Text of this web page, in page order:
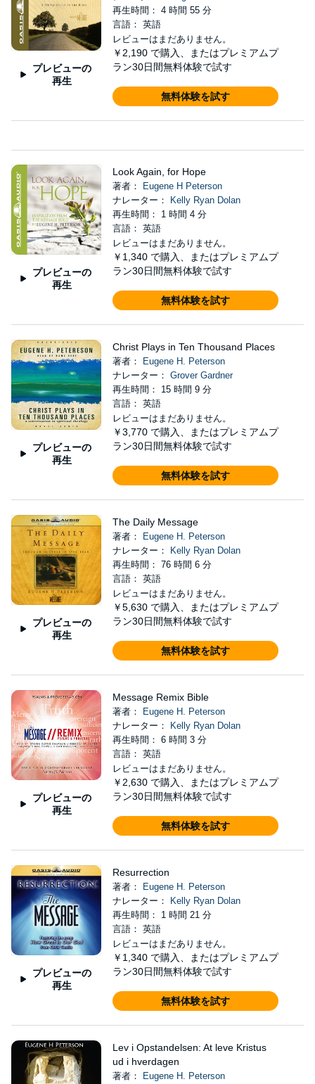
プレビューの
再生
再生時間： 4 時間 55 分
言語： 英語
レビューはまだありません。
￥2,190 で購入、またはプレミアムプ
ラン30日間無料体験で試す
無料体験を試す
プレビューの
再生
Look Again, for Hope
著者：
Eugene H Peterson
ナレーター：
Kelly Ryan Dolan
再生時間： 1 時間 4 分
言語： 英語
レビューはまだありません。
￥1,340 で購入、またはプレミアムプ
ラン30日間無料体験で試す
無料体験を試す
プレビューの
再生
Christ Plays in Ten Thousand Places
著者：
Eugene H. Peterson
ナレーター： Grover Gardner
再生時間： 15 時間 9 分
言語： 英語
レビューはまだありません。
￥3,770 で購入、またはプレミアムプ
ラン30日間無料体験で試す
無料体験を試す
プレビューの
再生
The Daily Message
著者：
Eugene H. Peterson
ナレーター：
Kelly Ryan Dolan
再生時間： 76 時間 6 分
言語： 英語
レビューはまだありません。
￥5,630 で購入、またはプレミアムプ
ラン30日間無料体験で試す
無料体験を試す
プレビューの
再生
Message Remix Bible
著者：
Eugene H. Peterson
ナレーター：
Kelly Ryan Dolan
再生時間： 6 時間 3 分
言語： 英語
レビューはまだありません。
￥2,630 で購入、またはプレミアムプ
ラン30日間無料体験で試す
無料体験を試す
プレビューの
再生
Resurrection
著者：
Eugene H. Peterson
ナレーター：
Kelly Ryan Dolan
再生時間： 1 時間 21 分
言語： 英語
レビューはまだありません。
￥1,340 で購入、またはプレミアムプ
ラン30日間無料体験で試す
無料体験を試す
Lev i Opstandelsen: At leve Kristus
ud i hverdagen
著者：
Eugene H. Peterson